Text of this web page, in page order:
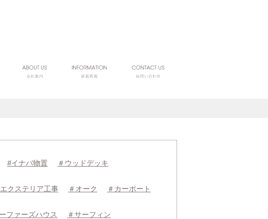
#イナバ物置 ＃ウッドデッキ
クステリア工事 ＃オーク ＃カーポート
ファーズハウス ＃サーフィン